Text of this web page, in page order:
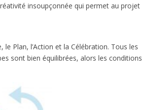
insoupçonnée qui permet au projet
Plan, l’Action et la Célébration. Tous les
sont bien équilibrées, alors les conditions